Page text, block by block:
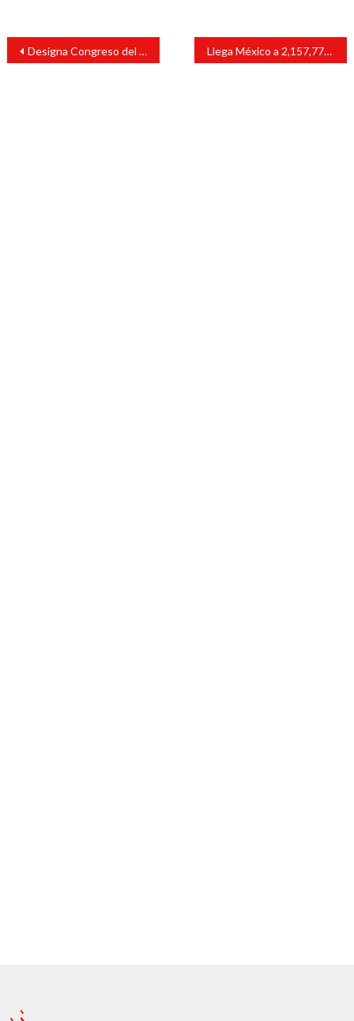
Navegación
entradas
Designa Congreso del Estado a quienes gobernarán Chontla y Zozocolco Llega México a 2,157,771 casos positivos de COVID-19